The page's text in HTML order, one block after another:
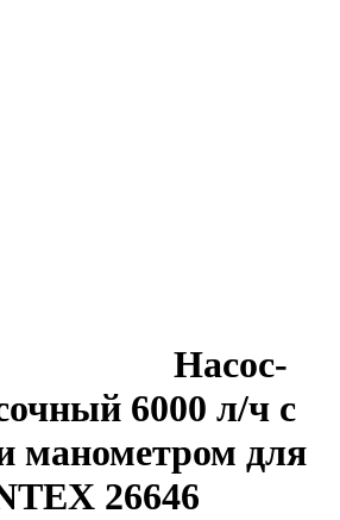
Насос-
6000 л/ч с
манометром для
26646